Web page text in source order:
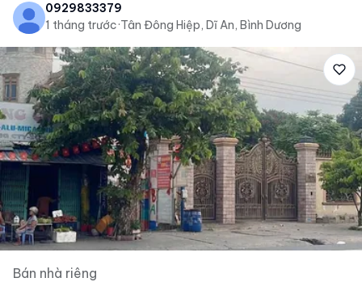
0929833379
1 tháng trước·Tân Đông Hiệp, Dĩ An, Bình Dương
Bán nhà riêng